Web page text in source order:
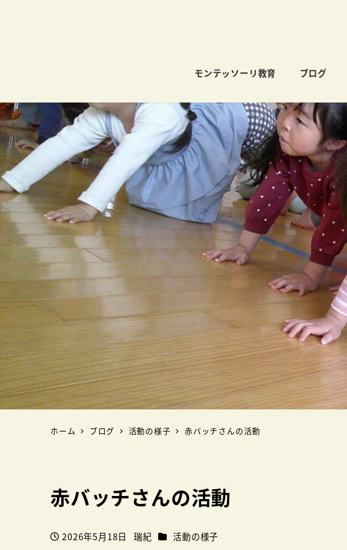
モンテッソーリ教育 ブログ
ホーム ブログ 活動の様子 赤バッチさんの活動
赤バッチさんの活動
投稿日
2026年5月18日
著
瑞紀 カテゴリー
活動の様子